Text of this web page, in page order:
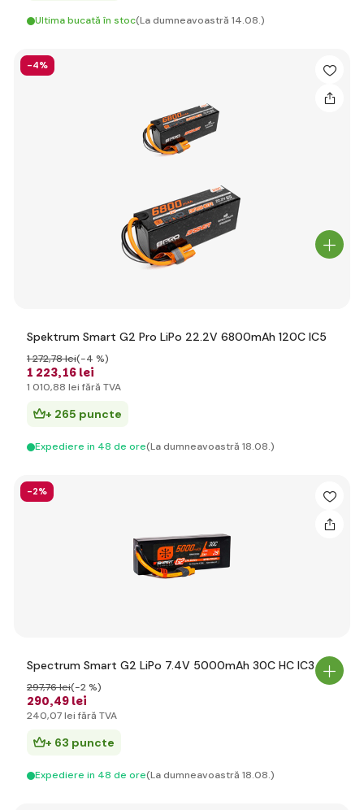
Ultima bucată în stoc(La dumneavoastră 14.08.)
-4%
Spektrum Smart G2 Pro LiPo 22.2V 6800mAh 120C IC5
1 223,16 lei
1 272,78 lei(-4 %)
1 010,88 lei fără TVA
+ 265 puncte
Expediere in 48 de ore(La dumneavoastră 18.08.)
-2%
Spectrum Smart G2 LiPo 7.4V 5000mAh 30C HC IC3
290,49 lei
297,76 lei(-2 %)
240,07 lei fără TVA
+ 63 puncte
Expediere in 48 de ore(La dumneavoastră 18.08.)